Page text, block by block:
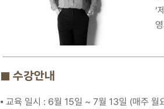
‘
■ 수강안내
⦁ 교육 일시 : 6월 15일 ~ 7월 13일 (매주